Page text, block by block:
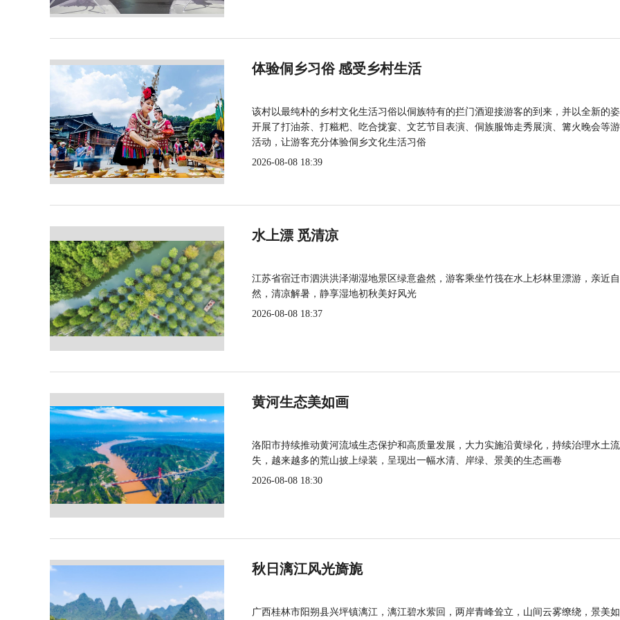
体验侗乡习俗 感受乡村生活
该村以最纯朴的乡村文化生活习俗以侗族特有的拦门酒迎接游客的到来，并以全新的
开展了打油茶、打糍粑、吃合拢宴、文艺节目表演、侗族服饰走秀展演、篝火晚会等
活动，让游客充分体验侗乡文化生活习俗
2026-08-08 18:39
水上漂 觅清凉
江苏省宿迁市泗洪洪泽湖湿地景区绿意盎然，游客乘坐竹筏在水上杉林里漂游，亲近自
然，清凉解暑，静享湿地初秋美好风光
2026-08-08 18:37
黄河生态美如画
洛阳市持续推动黄河流域生态保护和高质量发展，大力实施沿黄绿化，持续治理水土流
失，越来越多的荒山披上绿装，呈现出一幅水清、岸绿、景美的生态画卷
2026-08-08 18:30
秋日漓江风光旖旎
广西桂林市阳朔县兴坪镇漓江，漓江碧水萦回，两岸青峰耸立，山间云雾缭绕，景美如